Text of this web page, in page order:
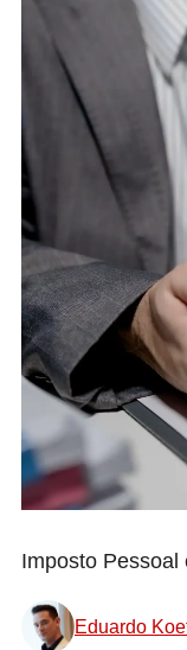
Imposto Pessoal
Eduardo